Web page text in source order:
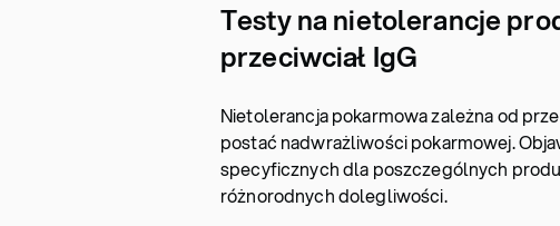
Testy na nietolerancje
przeciwciał IgG
Nietolerancja pokarmowa zależna od
postać nadwrażliwości pokarmowej.
specyficznych dla poszczególnych
różnorodnych dolegliwości.